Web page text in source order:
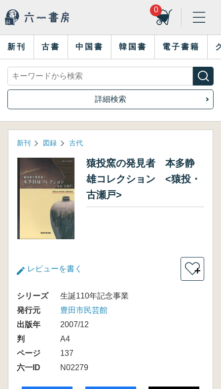
0
新刊 古書 中国書 韓国書 電子書籍
詳細検索
新刊 図録 古代
猿投窯の発見者 本多静
雄コレクション <猿投・
古瀬戸>
レビューを書く ＋
シリーズ
生誕110年記念事業
発行元
豊田市民芸館
出版年
2007/12
判
A4
ページ
137
六一ID
N02279